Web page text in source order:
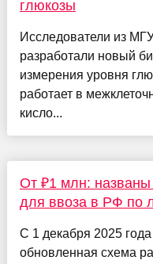
глюкозы
Исследователи из
разработали новый
измерения уровня
работает в
кисло...
От ₽1 млн:
для ввоза в РФ по
С 1 декабря 2025
обновленная схема